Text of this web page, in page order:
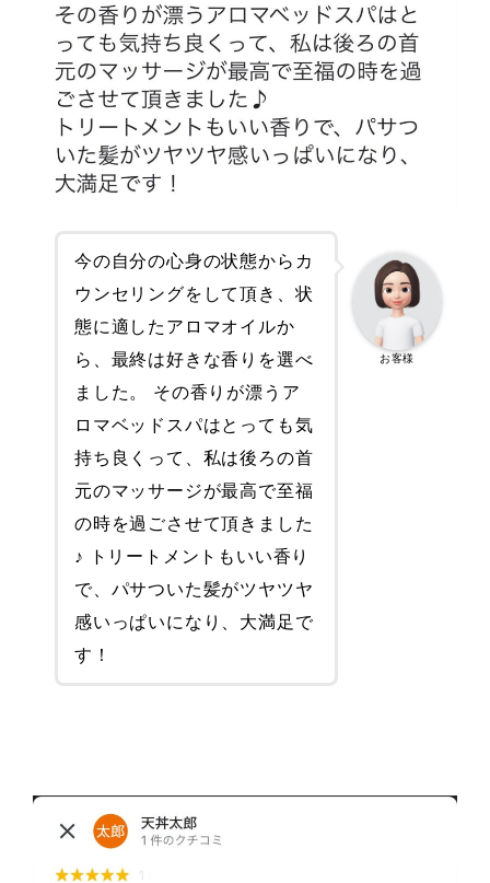
今の自分の心身の状態からカ
ウンセリングをして頂き、状
態に適したアロマオイルか
ら、最終は好きな香りを選べ
ました。 その香りが漂うア
ロマベッドスパはとっても気
持ち良くって、私は後ろの首
元のマッサージが最高で至福
の時を過ごさせて頂きました
♪ トリートメントもいい香り
で、パサついた髪がツヤツヤ
感いっぱいになり、大満足で
す！
お客様